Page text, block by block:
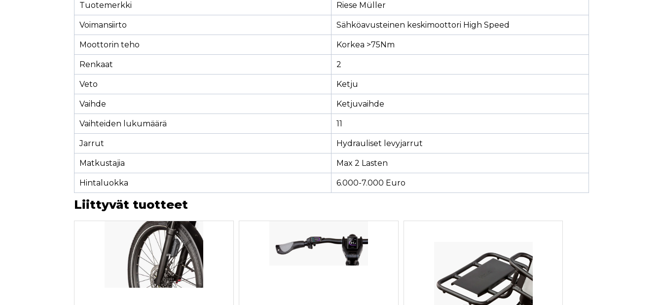
Tuotemerkki Riese Müller
Voimansiirto Sähköavusteinen keskimoottori High Speed
Moottorin teho Korkea >75Nm
Renkaat 2
Veto Ketju
Vaihde Ketjuvaihde
Vaihteiden lukumäärä 11
Jarrut Hydrauliset levyjarrut
Matkustajia Max 2 Lasten
Hintaluokka 6.000-7.000 Euro
Liittyvät tuotteet